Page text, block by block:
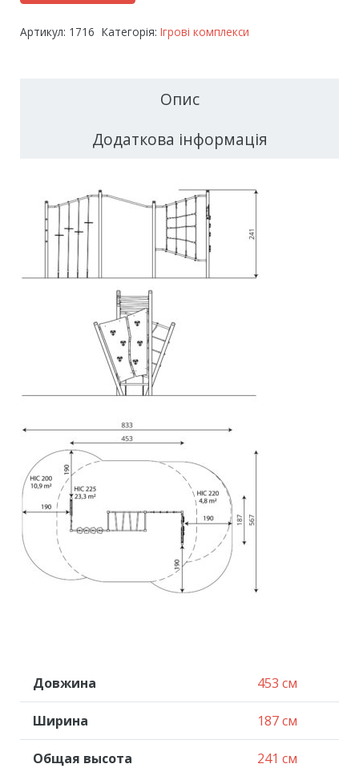
Артикул: 1716 Категорія: Ігрові комплекси
Опис
Додаткова інформація
Довжина 453 см
Ширина 187 см
Общая высота 241 см